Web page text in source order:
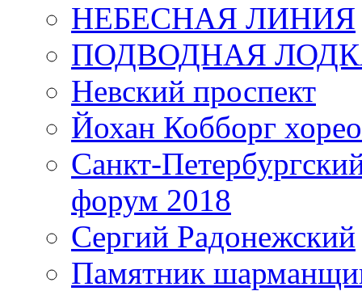
НЕБЕСНАЯ ЛИНИЯ
ПОДВОДНАЯ
Невский проспект
Йохан Кобборг
Санкт-
форум 2018
Сергий Радонежский
Памятник